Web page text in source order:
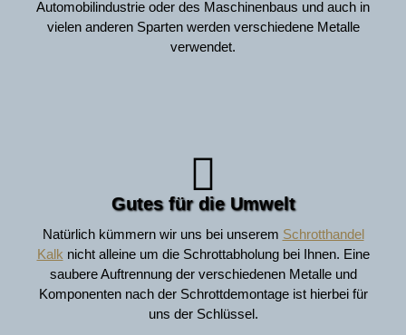
Automobilindustrie oder des Maschinenbaus und auch in
vielen anderen Sparten werden verschiedene Metalle
verwendet.
Gutes für die Umwelt
Natürlich kümmern wir uns bei unserem Schrotthandel
Kalk nicht alleine um die Schrottabholung bei Ihnen. Eine
saubere Auftrennung der verschiedenen Metalle und
Komponenten nach der Schrottdemontage ist hierbei für
uns der Schlüssel.